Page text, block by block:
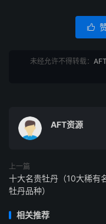

未经允许不得转载：
AFT资源
上一篇
十大名贵牡丹（10大稀有
牡丹品种）
相关推荐